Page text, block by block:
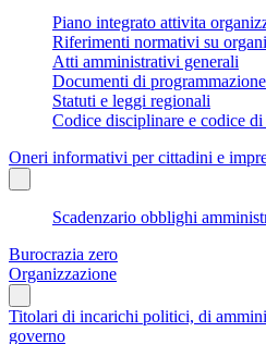
Piano integrato attivita
Riferimenti normativi su
Atti amministrativi generali
Documenti di
Statuti e leggi regionali
Codice disciplinare e codice di
Oneri informativi per cittadini e
Scadenzario obblighi
Burocrazia zero
Organizzazione
Titolari di incarichi politici, di
governo